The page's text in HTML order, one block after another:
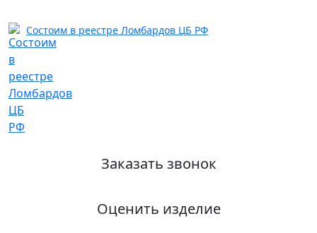
Состоим в реестре Ломбардов ЦБ РФ
Заказать звонок
Оценить изделие